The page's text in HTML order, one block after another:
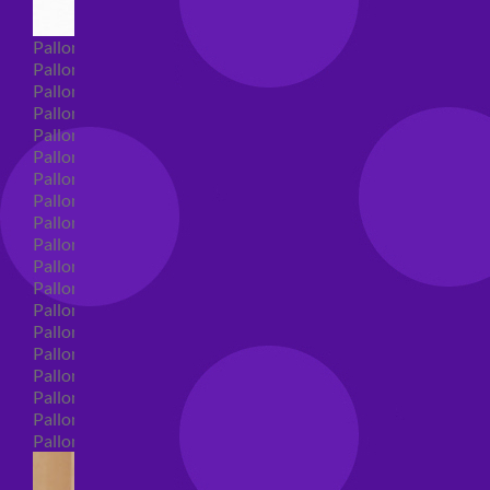
Palloncini Super Shape
Palloncini nascita super shape
Palloncini Battesimo super shape
Palloncini primo compleanno super shape
Palloncini personaggi super shape
Palloncini Comunione super shape
Palloncini cresima super shape
Palloncini laurea super shape
Palloncini compleanno super shape
Palloncini 18 anni super shape
Palloncini 30 anni super shape
Palloncini Altre ricorrenze super shape
Palloncini 40 anni super shape
Palloncini Animali super shape
Palloncini 50 anni super shape
Palloncini 60/70/80/90/100 anni super shape
Palloncini matrimonio super shape
Palloncini anniversario super shape
Palloncini generici super shape